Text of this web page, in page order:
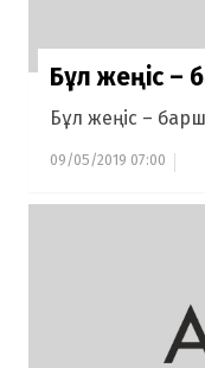
Бұл жеңіс –
Бұл жеңіс –
09/05/2019 07:00